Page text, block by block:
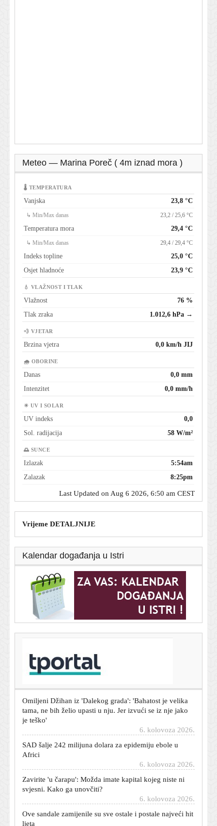
Meteo — Marina Poreč ( 4m iznad mora )
🌡 TEMPERATURA
Vanjska 23,8 °C
↳ Min/Max danas 23,2 / 25,6 °C
Temperatura mora 29,4 °C
↳ Min/Max danas 29,4 / 29,4 °C
Indeks topline
25,0 °C
Osjet hladnoće
23,9 °C
💧 VLAŽNOST I TLAK
Vlažnost
76 %
Tlak zraka
1.012,6 hPa →
💨 VJETAR
Brzina vjetra 0,0 km/h JIJ
🌧 OBORINE
Danas
0,0 mm
Intenzitet
0,0 mm/h
☀ UV I SOLAR
UV indeks
0,0
Sol. radijacija
58 W/m²
🌅 SUNCE
Izlazak
5:54am
Zalazak
8:25pm
Last Updated on Aug 6 2026, 6:50 am CEST
Vrijeme DETALJNIJE
Kalendar događanja u Istri
Rijeka je veliki favorit na Rujevici: Evo gdje gledati
susret s Fincima
tama, ne bih želio upasti u nju. Jer izvući se iz nje jako
je teško'
SAD šalje 242 milijuna dolara za epidemiju ebole u
Africi
Zavirite 'u čarapu': Možda imate kapital kojeg niste ni
svjesni. Kako ga unovčiti?
Ove sandale zamijenile su sve ostale i postale najveći hit
ljeta